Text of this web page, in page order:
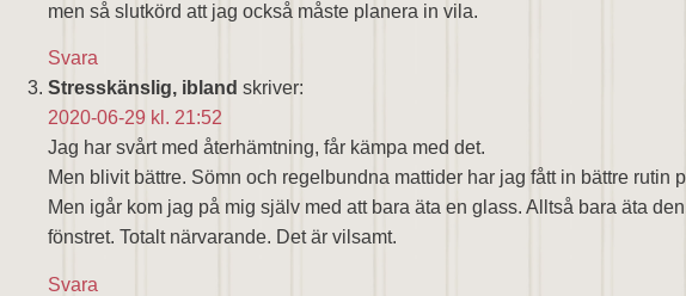
men så slutkörd att jag också måste planera in vila.
Svara
Stresskänslig, ibland skriver:
2020-06-29 kl. 21:52
Jag har svårt med återhämtning, får kämpa med det.
Men blivit bättre. Sömn och regelbundna mattider har jag fått in bättre rutin
Men igår kom jag på mig själv med att bara äta en glass. Alltså bara äta
fönstret. Totalt närvarande. Det är vilsamt.
Svara